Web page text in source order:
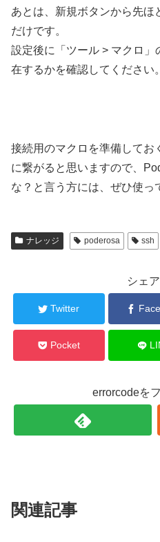
あとは、新規ボタンから先ほ
だけです。
設定後に「ツール > マクロ
在するかを確認してください。
接続用のマクロを準備してお
に繋がると思いますので、
な？と言う方には、ぜひ使っ
ナレッジ poderosa ssh
シェ
Twitter
Pocket
errorcodeを
関連記事